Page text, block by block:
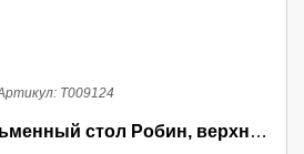
Т009124
Двухместный письменный стол Робин, верхние фасады МДФ эмаль